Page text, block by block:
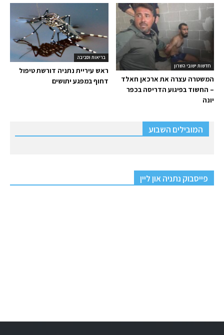
בריאות וסביבה
ראש עיריית נתניה דורשת טיפול
דחוף במפגע יתושים
חדשות ישובי השרון
המשטרה עצרה את ארכאן חאלד
– החשוד בפיגוע הדריסה בכפר
יונה
המובילים השבוע
פייסבוק נתניה און ליין